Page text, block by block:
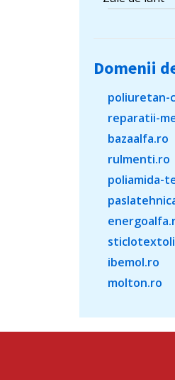
Domenii
poliuretan-
reparatii-
bazaalfa.ro
rulmenti.ro
poliamida-
ibemol.ro
molton.ro